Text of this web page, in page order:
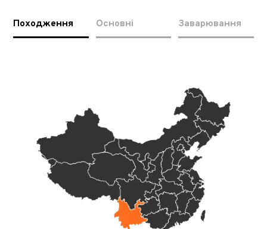
Походження Основні Заварювання